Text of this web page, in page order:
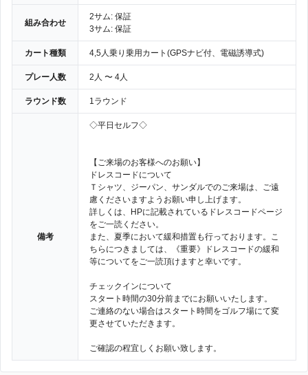
組み合わせ
2サム: 保証
3サム: 保証
カート種類 4,5人乗り乗用カート(GPSナビ付、電磁誘導式)
プレー人数 2人 〜 4人
ラウンド数 1ラウンド
備考
◇平日セルフ◇
【ご来場のお客様へのお願い】
ドレスコードについて
Ｔシャツ、ジーパン、サンダルでのご来場は、ご遠
慮くださいますようお願い申し上げます。
詳しくは、HPに記載されているドレスコードページ
をご一読ください。
また、夏季において緩和措置も行っております。こ
ちらにつきましては、《重要》ドレスコードの緩和
等についてをご一読頂けますと幸いです。
チェックインについて
スタート時間の30分前までにお願いいたします。
ご連絡のない場合はスタート時間をゴルフ場にて変
更させていただきます。
ご確認の程宜しくお願い致します。